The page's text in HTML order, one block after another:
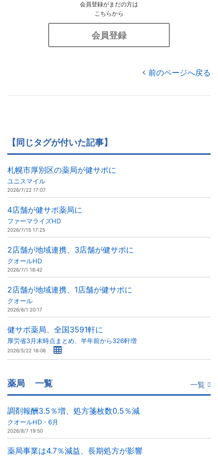
会員登録がまだの方は
こちらから
会員登録
前のページへ戻る
【同じタグが付いた記事】
札幌市厚別区の薬局が健サポに
ユニスマイル
2026/7/22 17:07
4店舗が健サポ薬局に
ファーマライズHD
2026/7/15 17:25
2店舗が地域連携、3店舗が健サポに
クオールHD
2026/7/1 18:42
2店舗が地域連携、1店舗が健サポに
クオール
2026/6/1 20:17
健サポ薬局、全国3591軒に
厚労省3月末時点まとめ、半年前から326軒増
2026/5/22 16:08
薬局 一覧 一覧
調剤報酬3.5％増、処方箋枚数0.5％減
クオールHD・6月
2026/8/7 19:50
薬局事業は4.7％減益、長期処方が影響